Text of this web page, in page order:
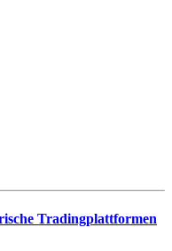
Tradingplattformen